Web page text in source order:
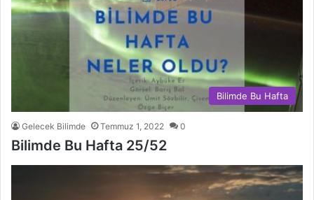
Bilimde Bu Hafta
Gelecek Bilimde Temmuz 1, 2022 0
Bilimde Bu Hafta 25/52